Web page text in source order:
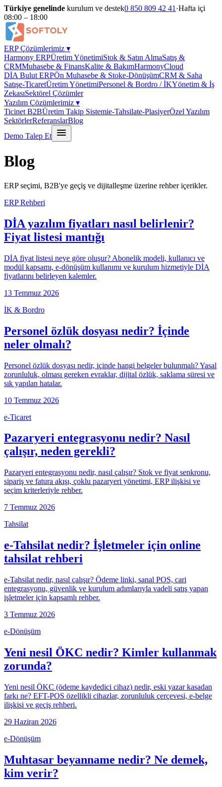
Türkiye genelinde kurulum ve destek0 850 809 42 41 ·Hafta içi
08:00 – 18:00
ERP Çözümlerimiz ▾
Harmony ERPÜretim YönetimiStok & Satın AlmaSatış &
CRMMuhasebe & FinansKalite & BakımHarmonyCloud
DİA Bulut ERPÖn Muhasebe & Stoke-DönüşümCRM & Saha
Satışe-TicaretÜretim YönetimiPersonel & Bordro / İKYönetim & İş
ZekasıSektörel Çözümler
Yazılım Çözümlerimiz ▾
Ticinet B2BÜretim Takip Sistemie-Tahsilate-PlasiyerÖzel Yazılım
SektörlerReferanslarBlog
Demo Talep Et
Blog
ERP seçimi, B2B'ye geçiş ve dijitalleşme üzerine rehber içerikler.
ERP Rehberi
DİA yazılım fiyatları nasıl belirlenir?
Fiyat listesi mantığı
DİA fiyat listesi neye göre oluşur? Abonelik modeli, kullanıcı ve
modül kapsamı, e-dönüşüm kullanımı ve kurulum hizmetiyle DİA
fiyatlarını belirleyen kalemler.
13 Temmuz 2026
İK & Bordro
Personel özlük dosyası nedir? İçinde
neler olmalı?
Personel özlük dosyası nedir, içinde hangi belgeler bulunmalı? Yasal
zorunluluk, olması gereken evraklar, dijital özlük, saklama süresi ve
sık yapılan hatalar.
10 Temmuz 2026
e-Ticaret
Pazaryeri entegrasyonu nedir? Nasıl
çalışır, neden gerekli?
Pazaryeri entegrasyonu nedir, nasıl çalışır? Stok ve fiyat senkronu,
sipariş ve fatura akışı, çoklu pazaryeri yönetimi, ERP ilişkisi ve
seçim kriterleriyle rehber.
7 Temmuz 2026
Tahsilat
e-Tahsilat nedir? İşletmeler için online
tahsilat rehberi
e-Tahsilat nedir, nasıl çalışır? Ödeme linki, sanal POS, cari
entegrasyonu, güvenlik ve kurulum adımlarıyla vadeli satış yapan
işletmeler için kapsamlı rehber.
3 Temmuz 2026
e-Dönüşüm
Yeni nesil ÖKC nedir? Kimler kullanmak
zorunda?
Yeni nesil ÖKC (ödeme kaydedici cihaz) nedir, eski yazar kasadan
farkı ne? EFT-POS özellikli cihazlar, zorunluluk çerçevesi, e-belge
ilişkisi ve geçiş rehberi.
29 Haziran 2026
e-Dönüşüm
Muhtasar beyanname nedir? Ne demek,
kim verir?